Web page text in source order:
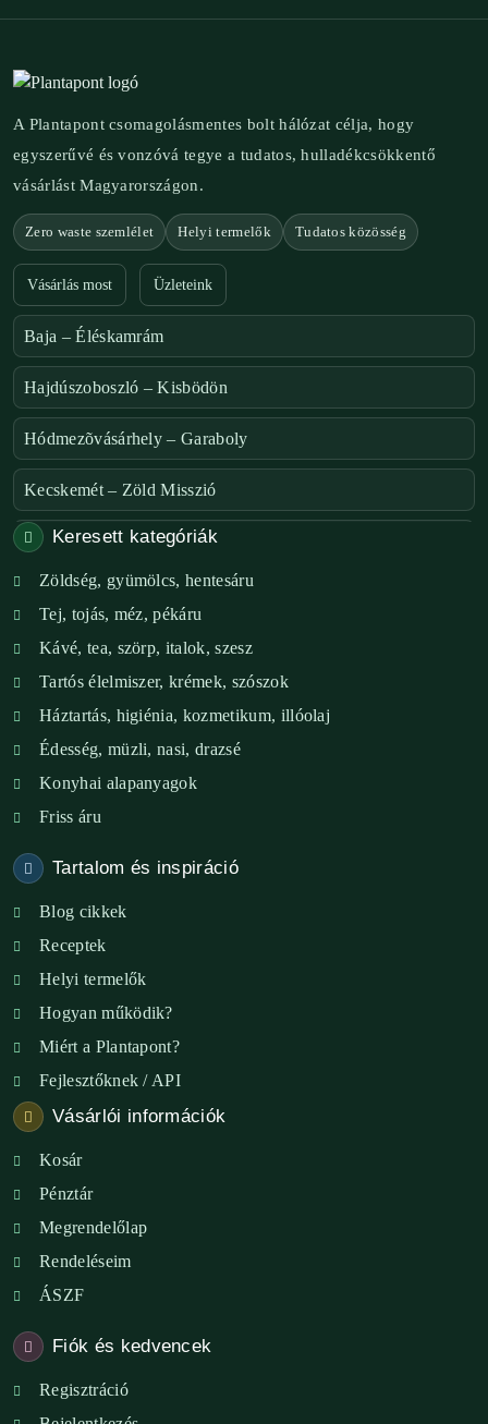
A Plantapont csomagolásmentes bolt hálózat célja, hogy
egyszerűvé és vonzóvá tegye a tudatos, hulladékcsökkentő
vásárlást Magyarországon.
Zero waste szemlélet Helyi termelők Tudatos közösség
Vásárlás most Üzleteink
Baja – Éléskamrám
Hajdúszoboszló – Kisbödön
Hódmezõvásárhely – Garaboly
Kecskemét – Zöld Misszió
Székesfehérvár – Zöld Sarok
Verőce – Miegymás
XI. ker. – Lemérem
XIX. ker. – Boldog Föld
XVIII. ker. – Eni Mag-ház
XXIII. ker. – Panelpék
Keresett kategóriák
Zöldség, gyümölcs, hentesáru
Tej, tojás, méz, pékáru
Kávé, tea, szörp, italok, szesz
Tartós élelmiszer, krémek, szószok
Háztartás, higiénia, kozmetikum, illóolaj
Édesség, müzli, nasi, drazsé
Konyhai alapanyagok
Friss áru
Tartalom és inspiráció
Blog cikkek
Receptek
Helyi termelők
Hogyan működik?
Miért a Plantapont?
Fejlesztőknek / API
Vásárlói információk
Kosár
Pénztár
Megrendelőlap
Rendeléseim
ÁSZF
Fiók és kedvencek
Regisztráció